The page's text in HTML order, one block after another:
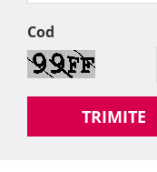
Cod
TRIMITE